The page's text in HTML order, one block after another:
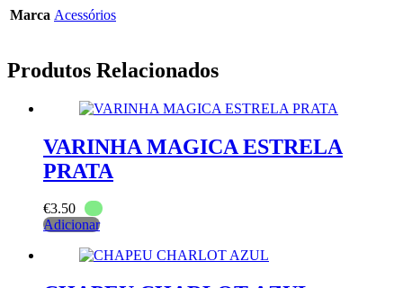
Marca Acessórios
Produtos Relacionados
VARINHA MAGICA ESTRELA
PRATA
€3.50
Adicionar